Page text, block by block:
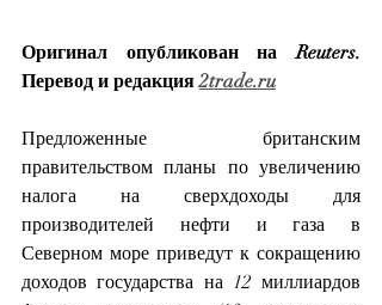
Оригинал опубликован на Reuters.
Перевод и редакция 2trade.ru
Предложенные британским
правительством планы по увеличению
налога на сверхдоходы для
производителей нефти и газа в
Северном море приведут к сокращению
доходов государства на 12 миллиардов